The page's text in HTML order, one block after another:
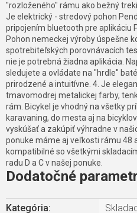
"rozloženého" rámu ako bežný
Je elektrický - stredový pohon
pripojením bluetooth pre aplikáciu
Pohon nemeckej výroby úspešne
spotrebiteľských porovnávacích
nie je potrebná žiadna aplikácia.
sledujete a ovládate na "hrdle"
prirodzené a intuitívne. 4. Je
tmavomodrej metalickej farby,
rám. Bicykel je vhodný na všetky
karavaning, do mesta aj na
vyskúšať a zakúpiť výhradne v
ponuke máme aj veľkosti rámu 48
kompatibilné so všetkými
radu D a C v našej ponuke.
Dodatočné
Kategória: